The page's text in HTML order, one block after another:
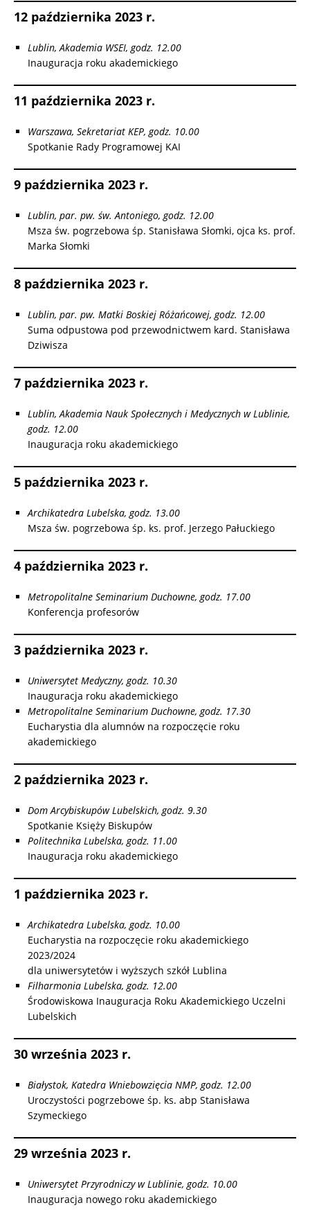
12 października 2023 r.
Lublin, Akademia WSEI, godz. 12.00
Inauguracja roku akademickiego
11 października 2023 r.
Warszawa, Sekretariat KEP, godz. 10.00
Spotkanie Rady Programowej KAI
9 października 2023 r.
Lublin, par. pw. św. Antoniego, godz. 12.00
Msza św. pogrzebowa śp. Stanisława Słomki, ojca ks. prof.
Marka Słomki
8 października 2023 r.
Lublin, par. pw. Matki Boskiej Różańcowej, godz. 12.00
Suma odpustowa pod przewodnictwem kard. Stanisława
Dziwisza
7 października 2023 r.
Lublin, Akademia Nauk Społecznych i Medycznych w Lublinie,
godz. 12.00
Inauguracja roku akademickiego
5 października 2023 r.
Archikatedra Lubelska, godz. 13.00
Msza św. pogrzebowa śp. ks. prof. Jerzego Pałuckiego
4 października 2023 r.
Metropolitalne Seminarium Duchowne, godz. 17.00
Konferencja profesorów
3 października 2023 r.
Uniwersytet Medyczny, godz. 10.30
Inauguracja roku akademickiego
Metropolitalne Seminarium Duchowne, godz. 17.30
Eucharystia dla alumnów na rozpoczęcie roku
akademickiego
2 października 2023 r.
Dom Arcybiskupów Lubelskich, godz. 9.30
Spotkanie Księży Biskupów
Politechnika Lubelska, godz. 11.00
Inauguracja roku akademickiego
1 października 2023 r.
Archikatedra Lubelska, godz. 10.00
Eucharystia na rozpoczęcie roku akademickiego
2023/2024
dla uniwersytetów i wyższych szkół Lublina
Filharmonia Lubelska, godz. 12.00
Środowiskowa Inauguracja Roku Akademickiego Uczelni
Lubelskich
30 września 2023 r.
Białystok, Katedra Wniebowzięcia NMP, godz. 12.00
Uroczystości pogrzebowe śp. ks. abp Stanisława
Szymeckiego
29 września 2023 r.
Uniwersytet Przyrodniczy w Lublinie, godz. 10.00
Inauguracja nowego roku akademickiego